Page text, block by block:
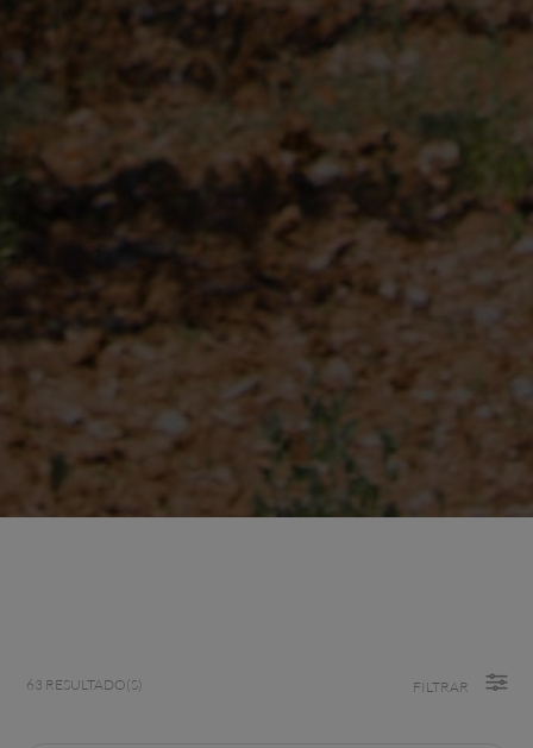
63 RESULTADO(S) FILTRAR